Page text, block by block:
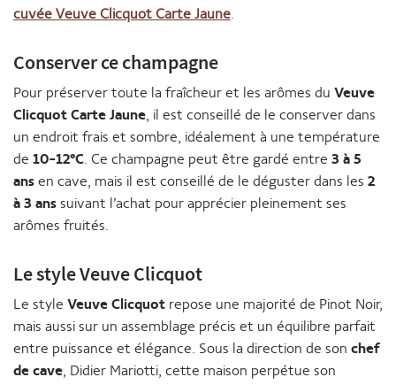
cuvée Veuve Clicquot Carte Jaune.
Conserver ce champagne
Pour préserver toute la fraîcheur et les arômes du Veuve
Clicquot Carte Jaune, il est conseillé de le conserver dans
un endroit frais et sombre, idéalement à une température
de 10-12°C. Ce champagne peut être gardé entre 3 à 5
ans en cave, mais il est conseillé de le déguster dans les 2
à 3 ans suivant l’achat pour apprécier pleinement ses
arômes fruités.
Le style Veuve Clicquot
Le style Veuve Clicquot repose une majorité de Pinot Noir,
mais aussi sur un assemblage précis et un équilibre parfait
entre puissance et élégance. Sous la direction de son chef
de cave, Didier Mariotti, cette maison perpétue son